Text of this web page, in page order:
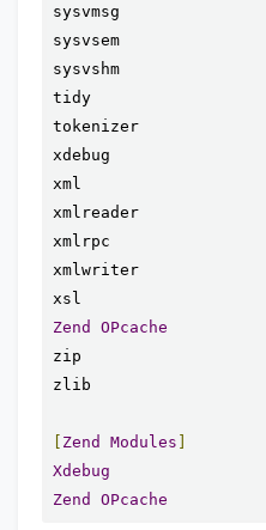
sysvmsg
sysvsem
sysvshm
tidy
tokenizer
xdebug
xml
xmlreader
xmlrpc
xmlwriter
Zend
OPcache
zip
zlib
Zend Modules
Xdebug
Zend
OPcache